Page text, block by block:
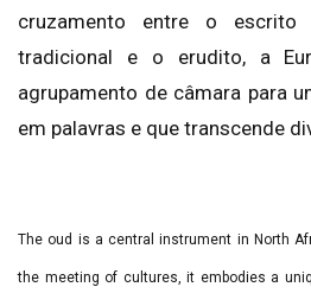
cruzamento entre o
tradicional e o erudito, a
agrupamento de câmara para
em palavras e que transcende
The oud is a central instrument in North
the meeting of cultures, it embodies a